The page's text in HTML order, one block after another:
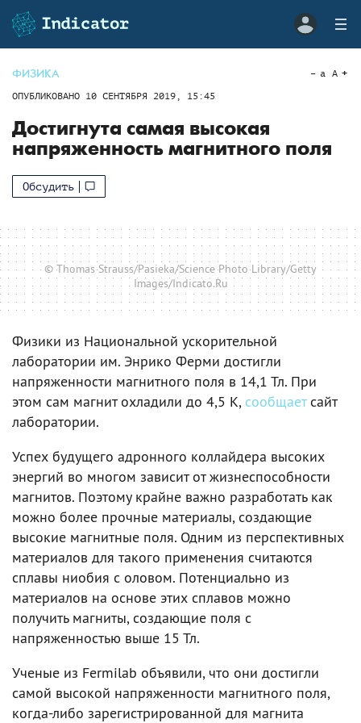
ФИЗИКА
ОПУБЛИКОВАНО 10 СЕНТЯБРЯ 2019, 15:45
a A
Достигнута самая высокая
напряженность магнитного поля
Обсудить
© Thomas Strauss/Pasieka/Science Photo Library/Getty
Images/Indicato.Ru
Физики из Национальной ускорительной
лаборатории им. Энрико Ферми достигли
напряженности магнитного поля в 14,1 Тл. При
этом сам магнит охладили до 4,5 К, сообщаетсайт
лаборатории.
Успех будущего адронного коллайдера высоких
энергий во многом зависит от жизнеспособности
магнитов. Поэтому крайне важно разработать как
можно более прочные материалы, создающие
высокие магнитные поля. Одним из перспективных
материалов для такого применения считаются
сплавы ниобия с оловом. Потенциально из
материалов на основе этих сплавов можно
получить магниты, создающие поля с
напряженностью выше 15 Тл.
Ученые из Fermilab объявили, что они достигли
самой высокой напряженности магнитного поля,
когда-либо зарегистрированной для магнита